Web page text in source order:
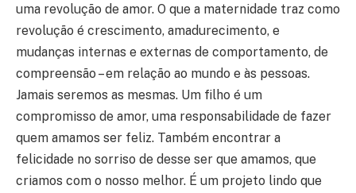
uma revolução de amor. O que a maternidade traz como
revolução é crescimento, amadurecimento, e
mudanças internas e externas de comportamento, de
compreensão – em relação ao mundo e às pessoas.
Jamais seremos as mesmas. Um filho é um
compromisso de amor, uma responsabilidade de fazer
quem amamos ser feliz. Também encontrar a
felicidade no sorriso de desse ser que amamos, que
criamos com o nosso melhor. É um projeto lindo que